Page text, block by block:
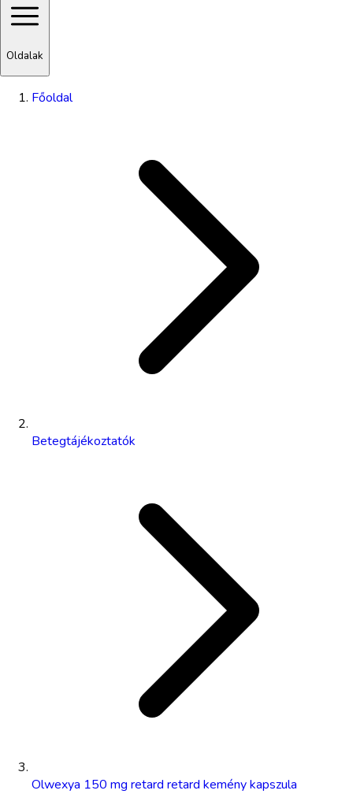
Oldalak
Főoldal
Betegtájékoztatók
Olwexya 150 mg retard retard kemény kapszula